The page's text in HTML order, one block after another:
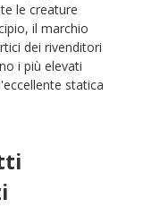
le creature
il marchio
dei rivenditori
i più elevati
statica